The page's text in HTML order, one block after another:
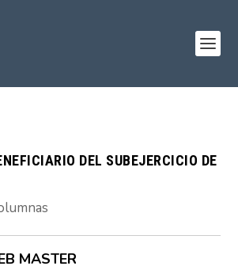
DEL SUBEJERCICIO DE
MASTER